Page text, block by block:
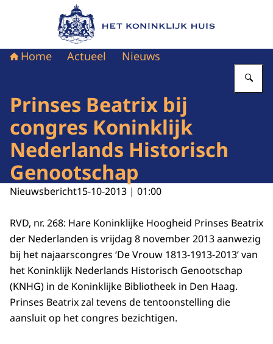
Naar de homepage van Het Koninklijk Huis
Home Actueel Nieuws
Prinses Beatrix bij
congres Koninklijk
Nederlands Historisch
Genootschap
Nieuwsbericht15-10-2013 | 01:00
RVD, nr. 268: Hare Koninklijke Hoogheid Prinses Beatrix
der Nederlanden is vrijdag 8 november 2013 aanwezig
bij het najaarscongres ‘De Vrouw 1813-1913-2013’ van
het Koninklijk Nederlands Historisch Genootschap
(KNHG) in de Koninklijke Bibliotheek in Den Haag.
Prinses Beatrix zal tevens de tentoonstelling die
aansluit op het congres bezichtigen.